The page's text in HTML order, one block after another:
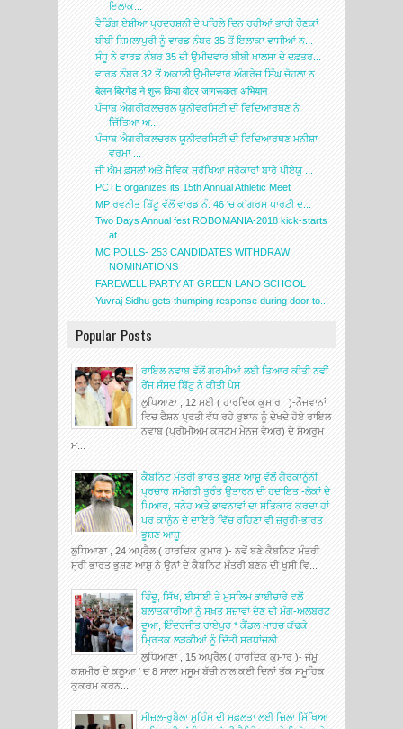
ਇਲਾਕ...
ਵੈਡਿੰਗ ਏਸ਼ੀਆ ਪ੍ਰਦਰਸ਼ਨੀ ਦੇ ਪਹਿਲੇ ਦਿਨ ਰਹੀਆਂ ਭਾਰੀ ਰੌਣਕਾਂ
ਬੀਬੀ ਸ਼ਿਮਲਾਪੁਰੀ ਨੂੰ ਵਾਰਡ ਨੰਬਰ 35 ਤੋਂ ਇਲਾਕਾ ਵਾਸੀਆਂ ਨ...
ਸੰਧੂ ਨੇ ਵਾਰਡ ਨੰਬਰ 35 ਦੀ ਉਮੀਦਵਾਰ ਬੀਬੀ ਖਾਲਸਾ ਦੇ ਦਫ਼ਤਰ...
ਵਾਰਡ ਨੰਬਰ 32 ਤੋਂ ਅਕਾਲੀ ਉਮੀਦਵਾਰ ਅੰਗਰੇਜ਼ ਸਿੰਘ ਚੋਹਲਾ ਨ...
बेलन ब्रिगेड ने शुरू किया वोटर जागरूकता अभियान
ਪੰਜਾਬ ਐਗਰੀਕਲਚਰਲ ਯੂਨੀਵਰਸਿਟੀ ਦੀ ਵਿਦਿਆਰਥਣ ਨੇ
ਜਿੱਤਿਆ ਅ...
ਪੰਜਾਬ ਐਗਰੀਕਲਚਰਲ ਯੂਨੀਵਰਸਿਟੀ ਦੀ ਵਿਦਿਆਰਥਣ ਮਨੀਸ਼ਾ
ਵਰਮਾ ...
ਜੀ ਐਮ ਫ਼ਸਲਾਂ ਅਤੇ ਜੈਵਿਕ ਸੁਰੱਖਿਆ ਸਰੋਕਾਰਾਂ ਬਾਰੇ ਪੀਏਯੂ ...
PCTE organizes its 15th Annual Athletic Meet
MP ਰਵਨੀਤ ਬਿੱਟੂ ਵੱਲੋਂ ਵਾਰਡ ਨੰ. 46 'ਚ ਕਾਂਗਰਸ ਪਾਰਟੀ ਦ...
Two Days Annual fest ROBOMANIA-2018 kick-starts
at...
MC POLLS- 253 CANDIDATES WITHDRAW
NOMINATIONS
FAREWELL PARTY AT GREEN LAND SCHOOL
Yuvraj Sidhu gets thumping response during door to...
Popular Posts
ਰਾਇਲ ਨਵਾਬ ਵੱਲੋਂ ਗਰਮੀਆਂ ਲਈ ਤਿਆਰ ਕੀਤੀ ਨਵੀਂ
ਰੇਂਜ ਸੰਸਦ ਬਿੱਟੂ ਨੇ ਕੀਤੀ ਪੇਸ਼
ਲੁਧਿਆਣਾ , 12 ਮਈ ( ਹਾਰਦਿਕ ਕੁਮਾਰ )-ਨੌਜਵਾਨਾਂ
ਵਿਚ ਫੈਸ਼ਨ ਪ੍ਰਤੀ ਵੱਧ ਰਹੇ ਰੁਝਾਨ ਨੂੰ ਦੇਖਦੇ ਹੋਏ ਰਾਇਲ
ਨਵਾਬ (ਪ੍ਰੀਮੀਅਮ ਕਸਟਮ ਮੈਨਜ਼ ਵੇਅਰ) ਦੇ ਸ਼ੋਅਰੂਮ
ਮ...
ਕੈਬਨਿਟ ਮੰਤਰੀ ਭਾਰਤ ਭੂਸ਼ਣ ਆਸ਼ੂ ਵੱਲੋਂ ਗੈਰਕਾਨੂੰਨੀ
ਪ੍ਰਚਾਰ ਸਮੱਗਰੀ ਤੁਰੰਤ ਉਤਾਰਨ ਦੀ ਹਦਾਇਤ -ਲੋਕਾਂ ਦੇ
ਪਿਆਰ, ਸਨੇਹ ਅਤੇ ਭਾਵਨਾਵਾਂ ਦਾ ਸਤਿਕਾਰ ਕਰਦਾ ਹਾਂ
ਪਰ ਕਾਨੂੰਨ ਦੇ ਦਾਇਰੇ ਵਿੱਚ ਰਹਿਣਾ ਵੀ ਜ਼ਰੂਰੀ-ਭਾਰਤ
ਭੂਸ਼ਣ ਆਸ਼ੂ
ਲੁਧਿਆਣਾ , 24 ਅਪ੍ਰੈਲ ( ਹਾਰਦਿਕ ਕੁਮਾਰ )- ਨਵੇਂ ਬਣੇ ਕੈਬਨਿਟ ਮੰਤਰੀ
ਸ੍ਰੀ ਭਾਰਤ ਭੂਸ਼ਣ ਆਸ਼ੂ ਨੇ ਉਨਾਂ ਦੇ ਕੈਬਨਿਟ ਮੰਤਰੀ ਬਣਨ ਦੀ ਖੁਸ਼ੀ ਵਿ...
ਹਿੰਦੂ, ਸਿੱਖ, ਈਸਾਈ ਤੇ ਮੁਸਲਿਮ ਭਾਈਚਾਰੇ ਵਲੋਂ
ਬਲਾਤਕਾਰੀਆਂ ਨੂੰ ਸਖ਼ਤ ਸਜ਼ਾਵਾਂ ਦੇਣ ਦੀ ਮੰਗ-ਅਲਬਰਟ
ਦੂਆ, ਇੰਦਰਜੀਤ ਰਾਏਪੁਰ * ਕੈਂਡਲ ਮਾਰਚ ਕੱਢਕੇ
ਮ੍ਰਿਤਕ ਲੜਕੀਆਂ ਨੂੰ ਦਿੱਤੀ ਸ਼ਰਧਾਂਜਲੀ
ਲੁਧਿਆਣਾ , 15 ਅਪ੍ਰੈਲ ( ਹਾਰਦਿਕ ਕੁਮਾਰ )- ਜੰਮੂ
ਕਸ਼ਮੀਰ ਦੇ ਕਠੂਆ ' ਚ 8 ਸਾਲਾ ਮਸੂਮ ਬੱਚੀ ਨਾਲ ਕਈ ਦਿਨਾਂ ਤੱਕ ਸਮੂਹਿਕ
ਕੁਕਰਮ ਕਰਨ...
ਮੀਜ਼ਲ-ਰੁਬੈਲਾ ਮੁਹਿੰਮ ਦੀ ਸਫ਼ਲਤਾ ਲਈ ਜ਼ਿਲਾ ਸਿੱਖਿਆ